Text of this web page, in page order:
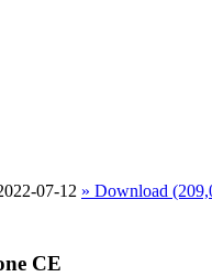
07-12 » Download
CE